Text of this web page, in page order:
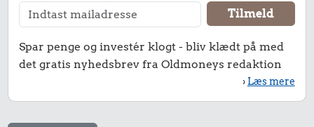
Samlet pris i 2025
Udvalgte varer fra danskernes indkøbskurv gennem tiderne.
Priser i nutidskroner er estimeret af Oldmoney. Priser i
Spar penge og investér klogt - bliv klædt på med
det gratis nyhedsbrev fra Oldmoneys redaktion
› Læs mere